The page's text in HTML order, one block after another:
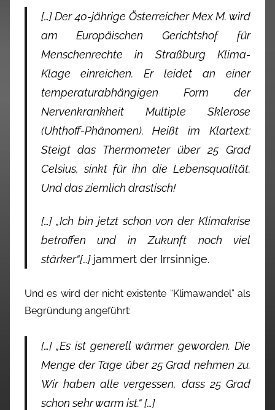
[…] Der 40-jährige Österreicher Mex M. wird
am Europäischen Gerichtshof für
Menschenrechte in Straßburg Klima-
Klage einreichen. Er leidet an einer
temperaturabhängigen Form der
Nervenkrankheit Multiple Sklerose
(Uhthoff-Phänomen). Heißt im Klartext:
Steigt das Thermometer über 25 Grad
Celsius, sinkt für ihn die Lebensqualität.
Und das ziemlich drastisch!
[…] „Ich bin jetzt schon von der Klimakrise
betroffen und in Zukunft noch viel
stärker“[…] jammert der Irrsinnige.
Und es wird der nicht existente “Klimawandel” als
Begründung angeführt:
[…] „Es ist generell wärmer geworden. Die
Menge der Tage über 25 Grad nehmen zu.
Wir haben alle vergessen, dass 25 Grad
schon sehr warm ist.“ […]